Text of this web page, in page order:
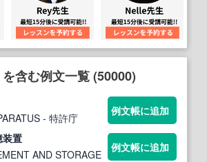
を含む例文一覧 (50000)
- 特許庁
例文帳に追加
装置
AND STORAGE
例文帳に追加